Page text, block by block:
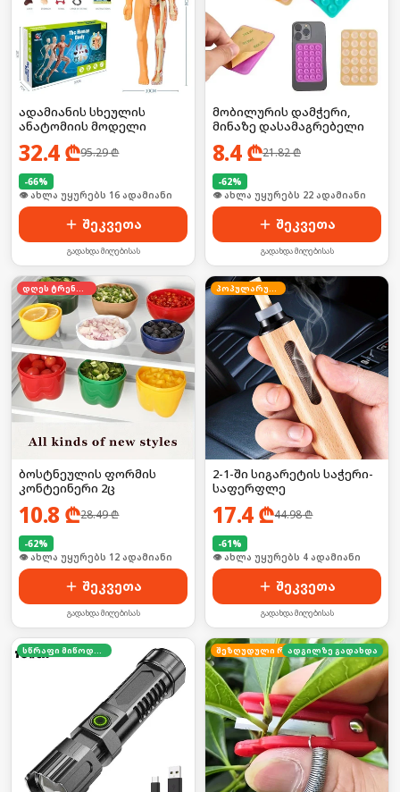
ადამიანის სხეულის
ანატომიის მოდელი
32.4₾95.29₾
-66%
🛒 ბოლო 24სთ-ში იყიდა 21-მა
შეკვეთა
გადახდა მიღებისას
მობილურის დამჭერი,
მინაზე დასამაგრებელი
8.4₾21.82₾
-62%
👁 ახლა უყურებს 22 ადამიანი
შეკვეთა
გადახდა მიღებისას
ბოსტნეულის ფორმის
კონტეინერი 2ც
10.8 ₾28.49₾
-62%
🛒 ბოლო 24სთ-ში იყიდა 20-მა
შეკვეთა
გადახდა მიღებისას
2-1-ში სიგარეტის საჭერი-
საფერფლე
17.4₾44.98₾
-61%
🛒 ბოლო 24სთ-ში იყიდა 2-მა
შეკვეთა
გადახდა მიღებისას
შეზღუდული რაოდენობა
ადგილზე გადახდა